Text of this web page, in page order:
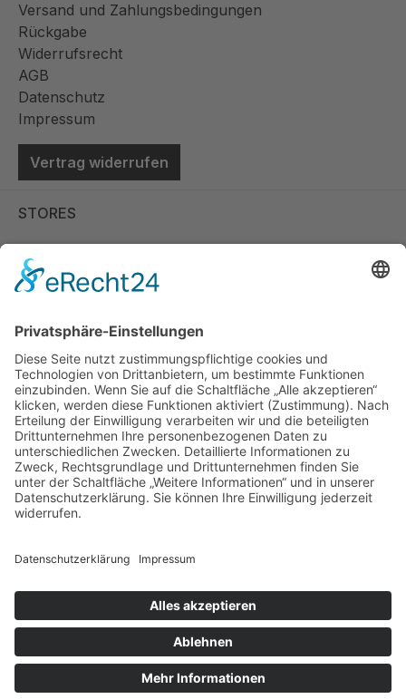
Versand und Zahlungsbedingungen
Rückgabe
Widerrufsrecht
AGB
Datenschutz
Impressum
Vertrag widerrufen
STORES
Store Viernheim
Store Berlin
Handelspartner Köln
SICHERE BEZAHLUNG
ZUVERLÄSSIGER VERSAND
Alle Preise inkl. gesetzl. Mehrwertsteuer zzgl.
Versandkostenund ggf. Nachnahmegebühren, wenn
nicht anders angegeben.